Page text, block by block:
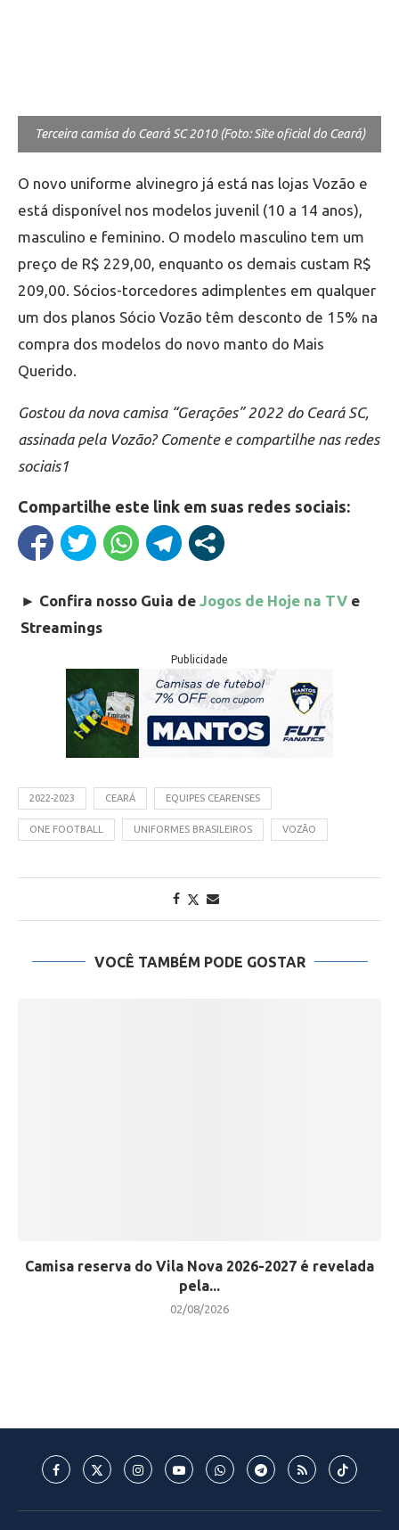
Terceira camisa do Ceará SC 2010 (Foto: Site oficial do Ceará)
O novo uniforme alvinegro já está nas lojas Vozão e
está disponível nos modelos juvenil (10 a 14 anos),
masculino e feminino. O modelo masculino tem um
preço de R$ 229,00, enquanto os demais custam R$
209,00. Sócios-torcedores adimplentes em qualquer
um dos planos Sócio Vozão têm desconto de 15% na
compra dos modelos do novo manto do Mais
Querido.
Gostou da nova camisa “Gerações” 2022 do Ceará SC,
assinada pela Vozão? Comente e compartilhe nas redes
sociais1
Compartilhe este link em suas redes sociais:
► Confira nosso Guia de Jogos de Hoje na TV e
Streamings
Publicidade
2022-2023 CEARÁ EQUIPES CEARENSES
ONE FOOTBALL UNIFORMES BRASILEIROS VOZÃO
VOCÊ TAMBÉM PODE GOSTAR
Camisa reserva do Vila Nova 2026-2027 é revelada
pela...
02/08/2026